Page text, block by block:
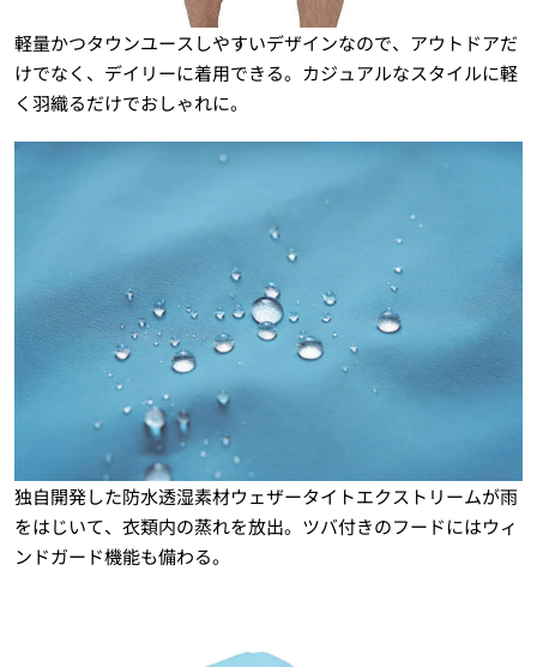
軽量かつタウンユースしやすいデザインなので、アウトドアだ
けでなく、デイリーに着用できる。カジュアルなスタイルに軽
く羽織るだけでおしゃれに。
独自開発した防水透湿素材ウェザータイトエクストリームが雨
をはじいて、衣類内の蒸れを放出。ツバ付きのフードにはウィ
ンドガード機能も備わる。